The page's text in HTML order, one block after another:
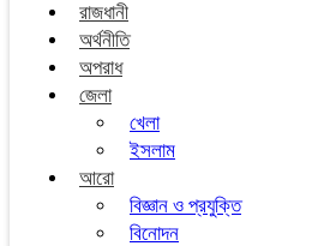
রাজধানী
অর্থনীতি
অপরাধ
জেলা
খেলা
ইসলাম
আরো
বিজ্ঞান ও প্রযুক্তি
বিনোদন